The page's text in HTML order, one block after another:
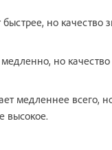
но качество
но качество
медленнее всего,
высокое.